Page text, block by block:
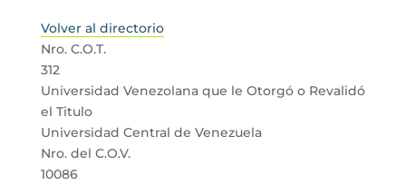
Volver al directorio
Nro. C.O.T.
312
Universidad Venezolana que le Otorgó o Revalidó
el Titulo
Universidad Central de Venezuela
Nro. del C.O.V.
10086